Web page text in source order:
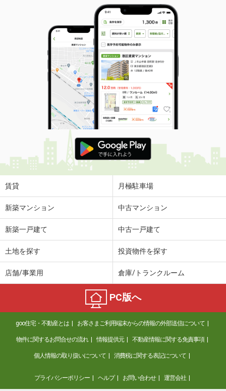
6.90万円
徳島県阿南市那賀川町中島
専有面積 67.8m²
間取り
2LDK
徳島県板野郡藍住町住吉字神蔵
価 格
4.50万円
住 所
徳島県板野郡藍住町住吉字神蔵
専有面積 61.68m²
間取り
2LDK
徳島県阿南市那賀川町苅屋
価 格
3.80万円
徳島県徳島市南島田町４丁目
価 格
6.60万円
徳島県徳島市南島田町４丁目
専有面積 57.54m²
徳島県徳島市蔵本元町２
住 所
徳島県徳島市蔵本元町２
専有面積
61.17m²
賃貸 月極駐車場
新築マンション 中古マンション
新築一戸建て 中古一戸建て
土地を探す 投資物件を探す
店舗/事業用 倉庫/トランクルーム
PC版へ
goo住宅・不動産とは お客さまご利用端末からの情報の外部送信について
物件に関するお問合せの流れ 情報提供元 不動産情報に関する免責事項
個人情報の取り扱いについて 消費税に関する表記について
プライバシーポリシー ヘルプ お問い合わせ 運営会社